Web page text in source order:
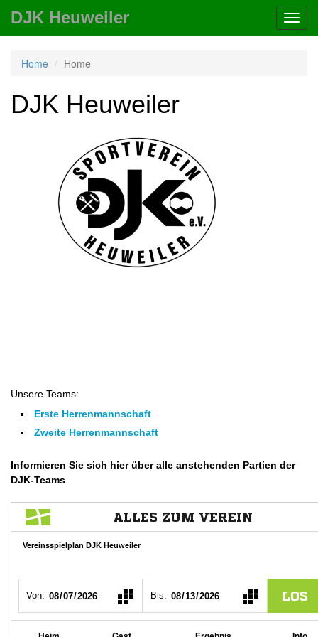
DJK Heuweiler
Home Home
DJK Heuweiler
Unsere Teams:
Erste Herrenmannschaft
Zweite Herrenmannschaft
Informieren Sie sich hier über alle anstehenden Partien der
DJK-Teams